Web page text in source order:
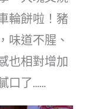
輪餅啦！豬
味道不腥、
也相對增加
口了……